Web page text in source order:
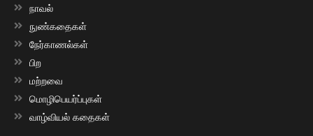
நாவல்
நுண்கதைகள்
நேர்காணல்கள்
பிற
மற்றவை
மொழிபெயர்ப்புகள்
வாழ்வியல் கதைகள்